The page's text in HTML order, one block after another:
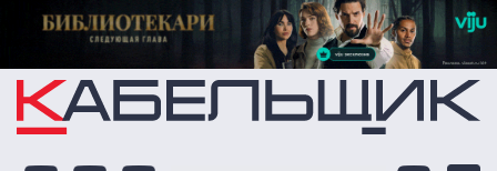
Перейти к основному содержанию